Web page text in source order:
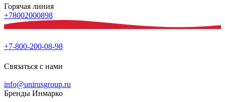
Горячая линия
+78002000898
+7-800-200-08-98
Связаться с нами
info@unirusgroup.ru
Бренды Инмарко